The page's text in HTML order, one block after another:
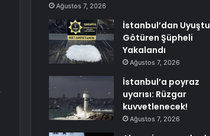
Ağustos 7, 2026
İstanbul’dan
Götüren Şüpheli
Yakalandı
Ağustos 7, 2026
İstanbul’a poyraz
uyarısı: Rüzgar
kuvvetlenecek!
Ağustos 7, 2026